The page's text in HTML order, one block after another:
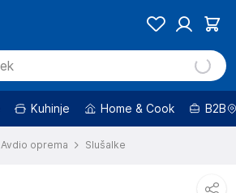
Kuhinje Home & Cook B2B
Avdio oprema Slušalke